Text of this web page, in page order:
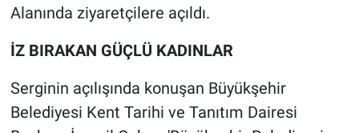
Alanında ziyaretçilere açıldı.
İZ BIRAKAN GÜÇLÜ KADINLAR
Serginin açılışında konuşan Büyükşehir
Belediyesi Kent Tarihi ve Tanıtım Dairesi